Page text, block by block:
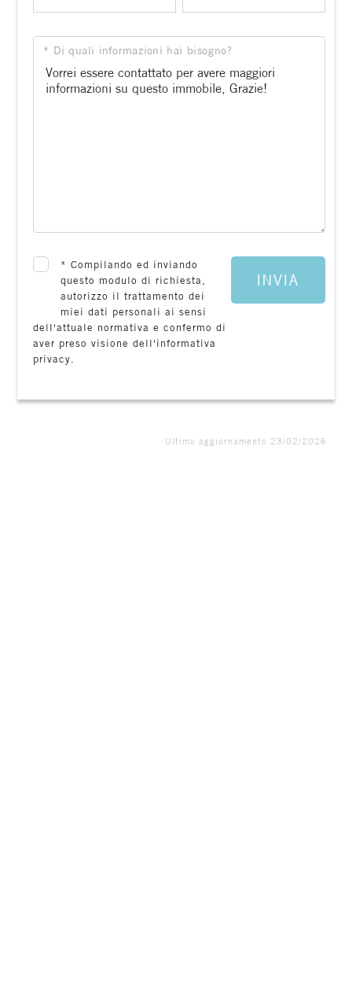
* Di quali informazioni hai bisogno?
*Compilando ed inviando
questo modulo di richiesta,
autorizzo il trattamento dei
miei dati personali ai sensi
dell'attuale normativa e confermo di
aver preso visione dell'informativa
privacy.
INVIA
Ultimo aggiornamento 23/02/2026